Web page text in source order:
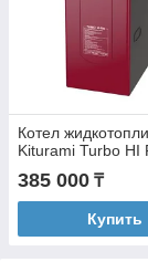
Котел
Kiturami Turbo HI
385 000 ₸
Купить